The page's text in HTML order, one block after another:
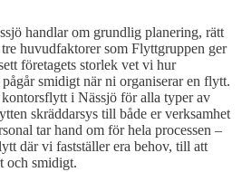
handlar om grundlig planering, rätt
huvudfaktorer som Flyttgruppen ger
företagets storlek vet vi hur
smidigt när ni organiserar en flytt.
i Nässjö för alla typer av
skräddarsys till både er verksamhet
tar hand om för hela processen –
där vi fastställer era behov, till att
och smidigt.